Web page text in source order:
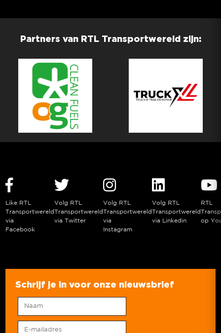
Partners van RTL Transportwereld zijn:
Like RTL
Transportwereld
via
Facebook
Volg RTL
Transportwereld
via Twitter
Volg RTL
Transportwereld
via
Instagram
Volg RTL
Transportwereld
via Linkedin
RTL
op
Schrijf je in voor onze nieuwsbrief